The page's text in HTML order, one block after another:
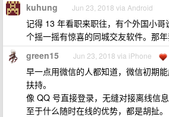
kuhung Jun 23, 2018 via Android
记得 13 年看职来职往，有个外国小
个摇一摇有惊喜的同城交友软件。那
green15 Jun 23, 2018 via iPhone
早一点用微信的人都知道，微信初期
扶持。
像 QQ 号直接登录，无缝对接离线信息
至于什么随时在线的优势，都是胡扯。